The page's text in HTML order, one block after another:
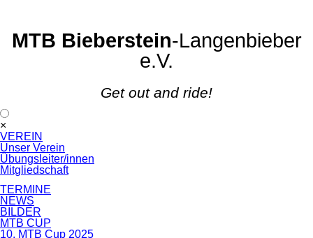
MTB Bieberstein-Langenbieber
e.V.
Get out and ride!
×
überspringen
VEREIN
Unser Verein
Übungsleiter/innen
Mitgliedschaft
TERMINE
NEWS
BILDER
MTB CUP
10. MTB Cup 2025